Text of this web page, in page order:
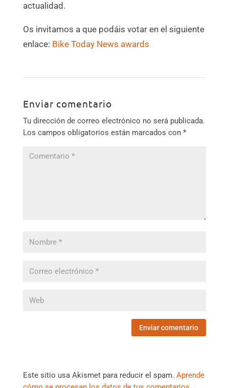
actualidad.
Os invitamos a que podáis votar en el siguiente
enlace: Bike Today News awards
Enviar comentario
Tu dirección de correo electrónico no será publicada.
Los campos obligatorios están marcados con *
Este sitio usa Akismet para reducir el spam. Aprende